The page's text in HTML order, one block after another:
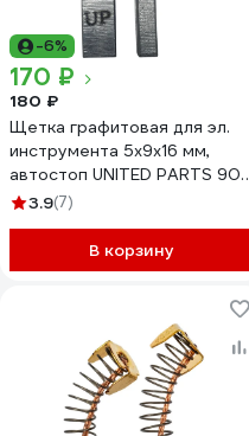
-6%
170 ₽
180 ₽
Щетка графитовая для эл.
инструмента 5x9х16 мм,
автостоп UNITED PARTS 90-
1284
3.9(7)
В корзину